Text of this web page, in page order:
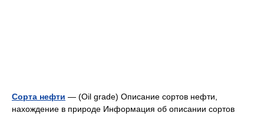
Сорта нефти — (Oil grade) Описание сортов нефти,
нахождение в природе Информация об описании сортов